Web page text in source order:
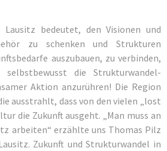
bedeutet, den Visionen und
zu schenken und Strukturen
auszubauen, zu verbinden,
die Strukturwandel-
Aktion anzurühren! Die Region
ausstrahlt, dass von den vielen „lost
die Zukunft ausgeht. „Man muss an
arbeiten“ erzählte uns Thomas Pilz
Zukunft und Strukturwandel in